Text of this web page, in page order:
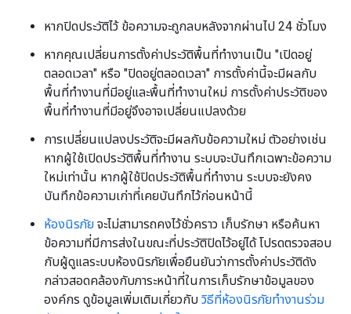
หากปิดประวัติไว้ ข้อความจะถูกลบหลังจากผ่านไป 24 ชั่วโมง
หากคุณเปลี่ยนการตั้งค่าประวัติพื้นที่ทำงานเป็น "เปิดอยู่
ตลอดเวลา" หรือ "ปิดอยู่ตลอดเวลา" การตั้งค่านี้จะมีผลกับ
พื้นที่ทำงานที่มีอยู่และพื้นที่ทำงานใหม่ การตั้งค่าประวัติของ
พื้นที่ทำงานที่มีอยู่จึงอาจเปลี่ยนแปลงด้วย
การเปลี่ยนแปลงประวัติจะมีผลกับข้อความใหม่ ตัวอย่างเช่น
หากผู้ใช้เปิดประวัติพื้นที่ทำงาน ระบบจะบันทึกเฉพาะข้อความ
ใหม่เท่านั้น หากผู้ใช้ปิดประวัติพื้นที่ทำงาน ระบบจะยังคง
บันทึกข้อความเก่าที่เคยบันทึกไว้ก่อนหน้านี้
ห้องนิรภัย จะไม่สามารถคงไว้ชั่วคราว เก็บรักษา หรือค้นหา
ข้อความที่มีการส่งในขณะที่ประวัติปิดไว้อยู่ได้ โปรดตรวจสอบ
กับผู้ดูแลระบบห้องนิรภัยเพื่อยืนยันว่าการตั้งค่าประวัติดัง
กล่าวสอดคล้องกับภาระหน้าที่ในการเก็บรักษาข้อมูลของ
องค์กร ดูข้อมูลเพิ่มเติมเกี่ยวกับ วิธีที่ห้องนิรภัยทำงานร่วม